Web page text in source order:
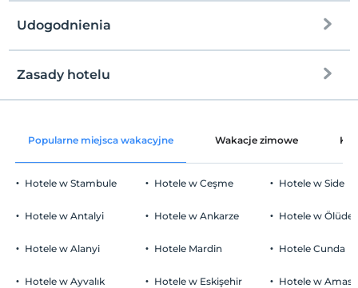
Udogodnienia
Części wspólne i wszystkie pokoje
Parking
wolny prywatny parking
Zasady hotelu
Zameldować się
Wymeldować się
Przed 14:00
Zwierzęta
W obiekcie nie mogą zostać zakwaterowane dzieci poniżej 0
Popularne miejsca wakacyjne Wakacje zimowe
Hotele w Stambule
Hotele w Antalyi
Hotele w Alanyi
Hotele w Ayvalık
Hotele w Ceşme
Hotele w Ankarze
Hotele Mardin
Hotele w Eskişehir
Hotele w Side
Hotele w
Hotele Cunda
Hotele w